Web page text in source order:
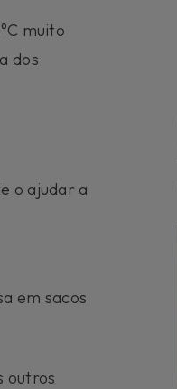
muito
dos
o ajudar a
em sacos
outros